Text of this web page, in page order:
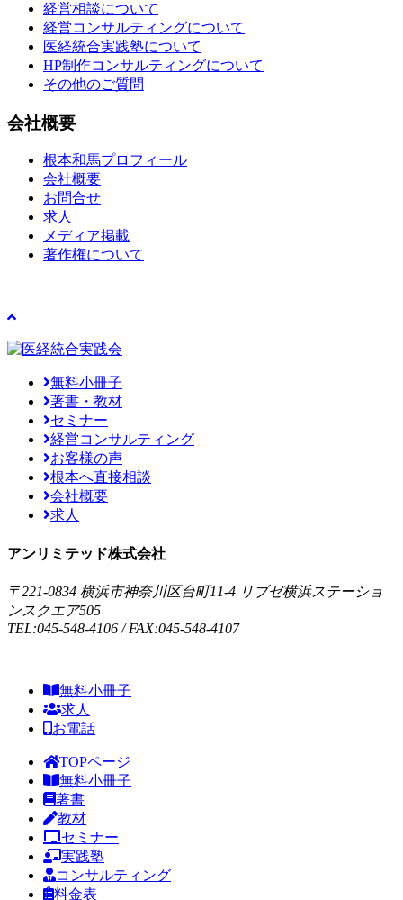
経営相談について
経営コンサルティングについて
医経統合実践塾について
HP制作コンサルティングについて
その他のご質問
会社概要
根本和馬プロフィール
会社概要
お問合せ
求人
メディア掲載
著作権について
無料小冊子
著書・教材
セミナー
経営コンサルティング
お客様の声
根本へ直接相談
会社概要
求人
アンリミテッド株式会社
〒221-0834 横浜市神奈川区台町11-4 リブゼ横浜ステーショ
ンスクエア505
TEL:045-548-4106 / FAX:045-548-4107
無料小冊子
求人
お電話
TOPページ
無料小冊子
著書
教材
セミナー
実践塾
コンサルティング
料金表